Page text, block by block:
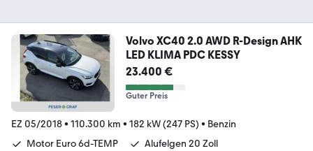
Volvo XC40 2.0 AWD R-Design AHK
LED KLIMA PDC KESSY
23.400 €
Guter Preis
EZ 05/2018• 110.300 km • 182 kW (247 PS) • Benzin
Motor Euro 6d-TEMP
Alufelgen 20 Zoll